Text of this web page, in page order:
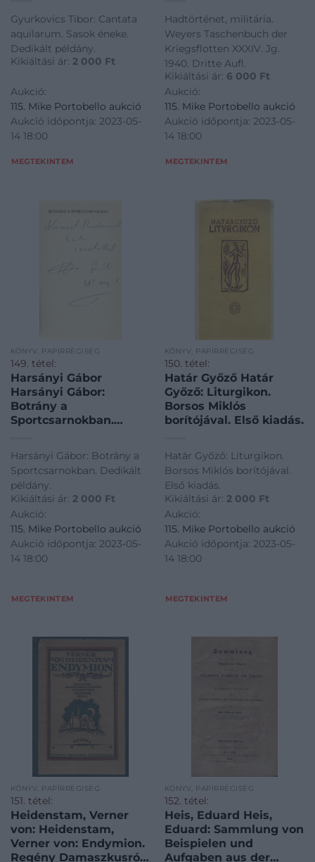
Gyurkovics Tibor: Cantata
aquilarum. Sasok éneke.
Dedikált példány.
Kikiáltási ár: 2 000 Ft
Aukció:
115. Mike Portobello aukció
Aukció időpontja: 2023-05-
14 18:00
MEGTEKINTEM
der Kriegsflotten
XXXIV. Jg. 1940. Dritte
Aufl.
Hadtörténet, militária.
Weyers Taschenbuch der
Kriegsflotten XXXIV. Jg.
1940. Dritte Aufl.
Kikiáltási ár: 6 000 Ft
Aukció:
115. Mike Portobello aukció
Aukció időpontja: 2023-05-
14 18:00
MEGTEKINTEM
KÖNYV, PAPÍRRÉGISÉG
149. tétel:
Harsányi Gábor
Harsányi Gábor:
Botrány a
Sportcsarnokban.
Harsányi Gábor: Botrány a
Sportcsarnokban. Dedikált
példány.
Kikiáltási ár: 2 000 Ft
Aukció:
115. Mike Portobello aukció
Aukció időpontja: 2023-05-
14 18:00
MEGTEKINTEM
KÖNYV, PAPÍRRÉGISÉG
150. tétel:
Határ Győző Határ
Győző: Liturgikon.
Borsos Miklós
borítójával. Első kiadás.
Határ Győző: Liturgikon.
Borsos Miklós borítójával.
Első kiadás.
Kikiáltási ár: 2 000 Ft
Aukció:
115. Mike Portobello aukció
Aukció időpontja: 2023-05-
14 18:00
MEGTEKINTEM
KÖNYV, PAPÍRRÉGISÉG
151. tétel:
Heidenstam, Verner
von: Heidenstam,
Verner von: Endymion.
Regény Damaszkusról.
KÖNYV, PAPÍRRÉGISÉG
152. tétel:
Heis, Eduard Heis,
Eduard: Sammlung von
Beispielen und
Aufgaben aus der